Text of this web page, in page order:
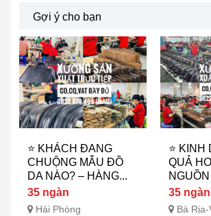
Gợi ý cho bạn
⭐ KHÁCH ĐANG
CHUỘNG MẪU ĐỒ
DA NÀO? – HÀNG...
35 ngàn
Hải Phòng
⭐ KINH
QUẢ
35 ngàn
Bà